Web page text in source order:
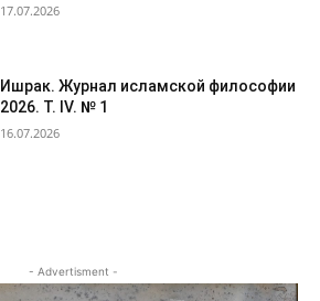
17.07.2026
Ишрак. Журнал исламской философии
2026. Т. IV. № 1
16.07.2026
- Advertisment -